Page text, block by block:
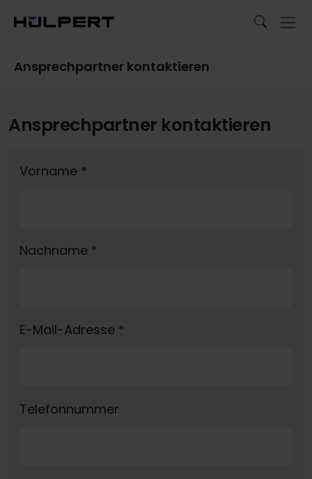
Ansprechpartner kontaktieren
Ansprechpartner kontaktieren
Vorname *
Nachname *
E-Mail-Adresse *
Telefonnummer